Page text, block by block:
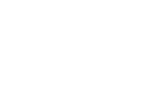
индивидуальной непереносимости.